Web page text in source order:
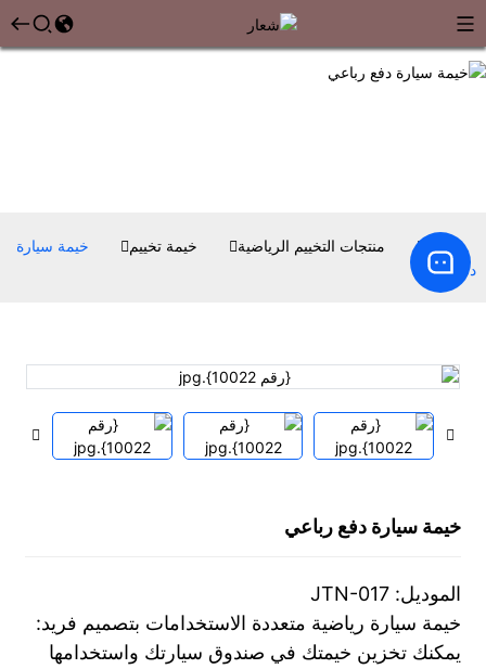
منتجات التخييم الرياضية خيمة تخييم
خيمة سيارة
دفع رباعي
خيمة سيارة دفع رباعي
الموديل: JTN-017
خيمة سيارة رياضية متعددة الاستخدامات بتصميم فريد:
يمكنك تخزين خيمتك في صندوق سيارتك واستخدامها